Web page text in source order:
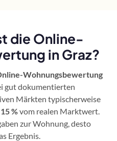
die Online-
in Graz?
Wohnungsbewertung
gut dokumentierten
Märkten typischerweise
%vom realen Marktwert.
zur Wohnung, desto
Ergebnis.